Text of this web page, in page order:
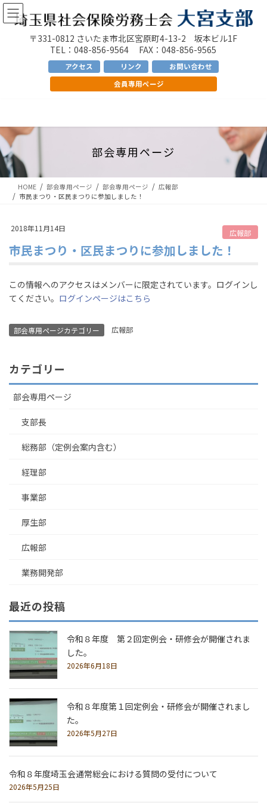
コ
ン
プ
ナ
ビ
動
〒331-0812 さいたま市北区宮原町4-13-2 坂本ビル1F
TEL：048-856-9564 FAX：048-856-9565
アクセス リンク
お問い合わせ
会員専用ページ
部会専用ページ
HOME 部会専用ページ 部会専用ページ
広報部
市民まつり・区民まつりに参加しました！
2018年11月14日 広報部
市民まつり・区民まつりに参加しました！
この情報へのアクセスはメンバーに限定されています。ログインし
てください。 ログインページはこちら
部会専用ページカテゴリー 広報部
カテゴリー
部会専用ページ
支部長
総務部（定例会案内含む）
経理部
事業部
厚生部
広報部
業務開発部
最近の投稿
令和８年度 第２回定例会・研修会が開催されま
した。
2026年6月18日
令和８年度第１回定例会・研修会が開催されまし
た。
2026年5月27日
令和８年度埼玉会通常総会における質問の受付について
2026年5月25日